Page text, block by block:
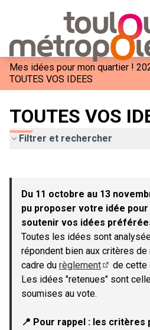
Mes idées pour mon quartier !
TOUTES VOS IDEES
TOUTES VOS
Filtrer et rechercher
−
Du 11 octobre au 13
pu proposer votre idée
soutenir vos idées
Toutes les idées sont
répondent bien aux critères
cadre du règlement
(Lien
de cette
Les idées "retenues" sont
soumises au vote.
📍 Pour rappel : les critères